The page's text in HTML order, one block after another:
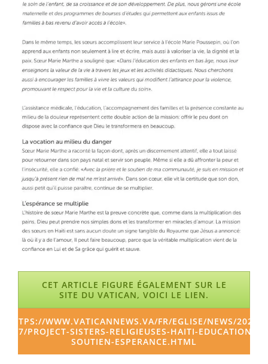
CET ARTICLE FIGURE ÉGALEMENT SUR LE
SITE DU VATICAN, VOICI LE LIEN.
HTTPS://WWW.VATICANNEWS.VA/FR/EGLISE/NEWS/2025-
07/PROJECT-SISTERS-RELIGIEUSES-HAITI-EDUCATION-
SOUTIEN-ESPERANCE.HTML